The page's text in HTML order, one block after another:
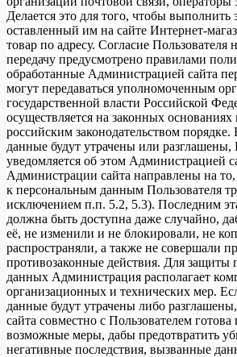
Делается это для того, чтобы выполнить
оставленный им на сайте Интернет-
товар по адресу. Согласие Пользователя
передачу предусмотрено правилами
обработанные Администрацией сайта
могут передаваться уполномоченным
государственной власти Российской
осуществляется на законных
российским законодательством
данные будут утрачены или разглашены,
уведомляется об этом Администрацией
Администрации сайта направлены на
к персональным данным Пользователя
исключением п.п. 5.2, 5.3). Последним
должна быть доступна даже случайно,
её, не изменили и не блокировали, не
распространяли, а также не совершали
противозаконные действия. Для защиты
данных Администрация располагает
организационных и технических мер.
данные будут утрачены либо
сайта совместно с Пользователем готова
возможные меры, дабы предотвратить
негативные последствия, вызванные